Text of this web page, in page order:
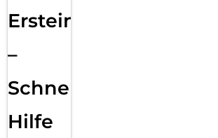
Ersteinrichtung
–
Schnelle
Hilfe